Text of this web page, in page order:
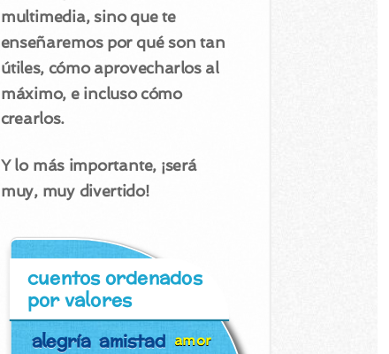
multimedia, sino que te
enseñaremos por qué son tan
útiles, cómo aprovecharlos al
máximo, e incluso cómo
crearlos.
Y lo más importante, ¡será
muy, muy divertido!
cuentos ordenados
por valores
alegría amistad amor